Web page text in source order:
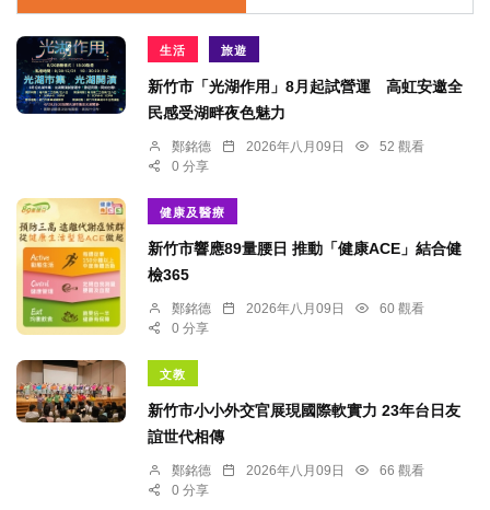
生活 旅遊
新竹市「光湖作用」8月起試營運 高虹安邀全
民感受湖畔夜色魅力
鄭銘德 2026年八月09日
52 觀看
0 分享
健康及醫療
新竹市響應89量腰日 推動「健康ACE」結合健
檢365
鄭銘德 2026年八月09日
60 觀看
0 分享
文教
新竹市小小外交官展現國際軟實力 23年台日友
誼世代相傳
鄭銘德 2026年八月09日
66 觀看
0 分享